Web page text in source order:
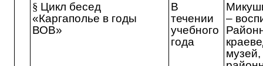
§ Цикл бесед
«Каргаполье в годы
ВОВ»
В
течении
учебного
года
–
музей,